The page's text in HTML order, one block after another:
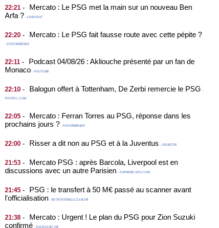
22:21 -
Mercato : Le PSG met la main sur un nouveau Ben
Arfa ? - LIVEFOOT
22:20 - Mercato : Le PSG fait fausse route avec cette pépite ?
- FOOTPARISIEN
22:11 -
Podcast 04/08/26 : Akliouche présenté par un fan de
Monaco - YOUTUBE
22:10 - Balogun offert à Tottenham, De Zerbi remercie le PSG -
FOOT01.COM
22:05 -
Mercato : Ferran Torres au PSG, réponse dans les
prochains jours ? - FOOTPARISIEN
22:00 - Risser a dit non au PSG et à la Juventus - SPORT.FR
21:53 -
Mercato PSG : après Barcola, Liverpool est en
discussions avec un autre Parisien - TOPMERCATO.COM
21:45 -
PSG : le transfert à 50 M€ passé au scanner avant
l'officialisation - BUTFOOTBALLCLUB.FR
21:38 -
Mercato : Urgent ! Le plan du PSG pour Zion Suzuki
confirmé - FOOT-SUR7.FR